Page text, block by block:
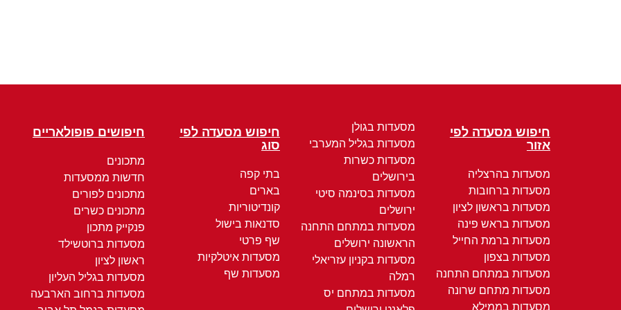
חיפוש מסעדה לפי
אזור
מסעדות בהרצליה
מסעדות ברחובות
מסעדות בראשון לציון
מסעדות בראש פינה
מסעדות ברמת החייל
מסעדות בצפון
מסעדות במתחם התחנה
מסעדות מתחם שרונה
מסעדות בממילא
מסעדות בגולן
מסעדות בגליל המערבי
מסעדות כשרות
בירושלים
מסעדות בסינמה סיטי
ירושלים
מסעדות במתחם התחנה
הראשונה ירושלים
מסעדות בקניון עזריאלי
רמלה
מסעדות במתחם יס
חיפוש מסעדה לפי
סוג
בתי קפה
בארים
קונדיטוריות
סדנאות בישול
שף פרטי
מסעדות איטלקיות
מסעדות שף
חיפושים פופולאריים
מתכונים
חדשות ממסעדות
מתכונים לפורים
מתכונים כשרים
פנקייק מתכון
מסעדות ברוטשילד
ראשון לציון
מסעדות בגליל העליון
מסעדות ברחוב הארבעה